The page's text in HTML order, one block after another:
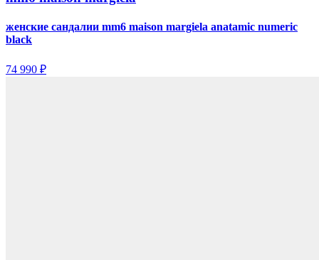
женские сандалии mm6 maison margiela anatamic numeric
black
74 990 ₽